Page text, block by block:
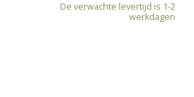
De verwachte levertijd is 1-2
werkdagen